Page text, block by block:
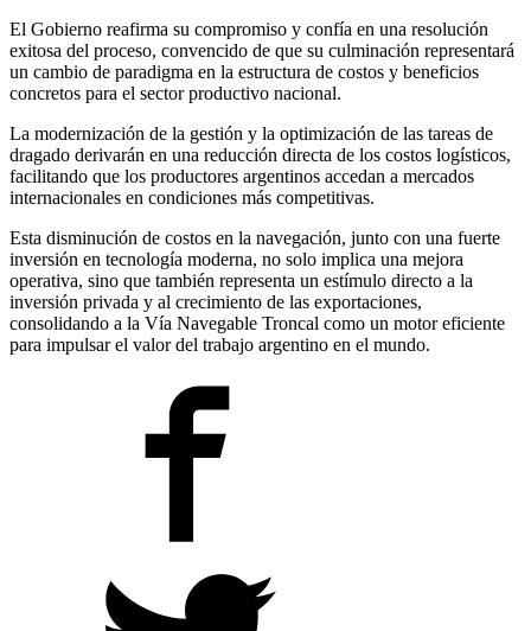
El Gobierno reafirma su compromiso y confía en una resolución
exitosa del proceso, convencido de que su culminación representará
un cambio de paradigma en la estructura de costos y beneficios
concretos para el sector productivo nacional.
La modernización de la gestión y la optimización de las tareas de
dragado derivarán en una reducción directa de los costos logísticos,
facilitando que los productores argentinos accedan a mercados
internacionales en condiciones más competitivas.
Esta disminución de costos en la navegación, junto con una fuerte
inversión en tecnología moderna, no solo implica una mejora
operativa, sino que también representa un estímulo directo a la
inversión privada y al crecimiento de las exportaciones,
consolidando a la Vía Navegable Troncal como un motor eficiente
para impulsar el valor del trabajo argentino en el mundo.